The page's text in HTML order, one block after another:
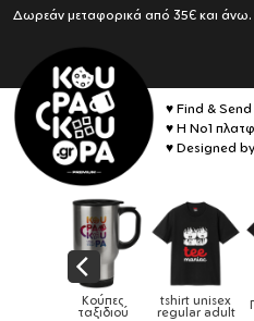
Δωρεάν μεταφορικά από 35€ και άνω.
♥ Find &
♥ Η No1
♥ Designed
Παιδικό tshirt Drill Καπέλα
ενηλίκων